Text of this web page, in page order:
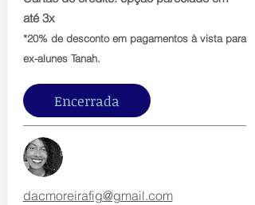
até 3x
*20% de desconto em pagamentos à vista para
ex-alunes Tanah.
Encerrada
dacmoreirafig@gmail.com